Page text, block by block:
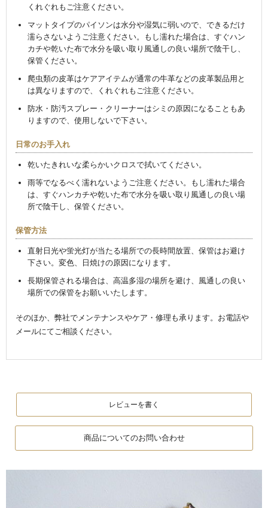
くれぐれもご注意ください。
マットタイプのパイソンは水分や湿気に弱いので、できるだけ
濡らさないようご注意ください。もし濡れた場合は、すぐハン
カチや乾いた布で水分を吸い取り風通しの良い場所で陰干し、
保管ください。
爬虫類の皮革はケアアイテムが通常の牛革などの皮革製品用と
は異なりますので、くれぐれもご注意ください。
防水・防汚スプレー・クリーナーはシミの原因になることもあ
りますので、使用しないで下さい。
日常のお手入れ
乾いたきれいな柔らかいクロスで拭いてください。
雨等でなるべく濡れないようご注意ください。もし濡れた場合
は、すぐハンカチや乾いた布で水分を吸い取り風通しの良い場
所で陰干し、保管ください。
保管方法
直射日光や蛍光灯が当たる場所での長時間放置、保管はお避け
下さい。変色、日焼けの原因になります。
長期保管される場合は、高温多湿の場所を避け、風通しの良い
場所での保管をお願いいたします。
そのほか、弊社でメンテナンスやケア・修理も承ります。お電話や
メールにてご相談ください。
レビューを書く
商品についてのお問い合わせ